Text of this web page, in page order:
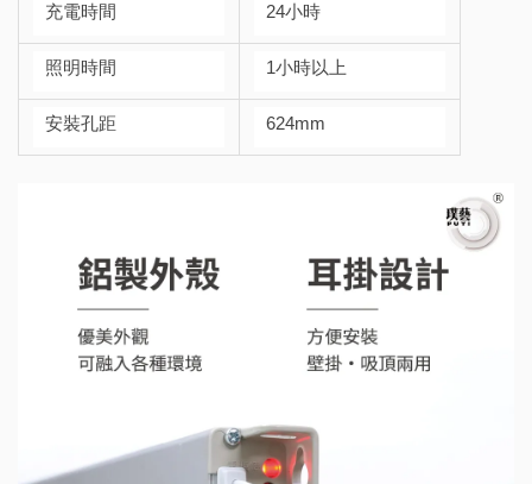
充電時間 24小時
照明時間 1小時以上
安裝孔距 624mm